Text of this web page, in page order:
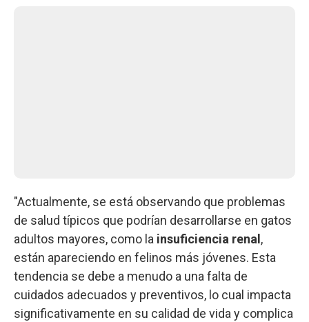
"Actualmente, se está observando que problemas
de salud típicos que podrían desarrollarse en gatos
adultos mayores, como la insuficiencia renal ,
están apareciendo en felinos más jóvenes. Esta
tendencia se debe a menudo a una falta de
cuidados adecuados y preventivos, lo cual impacta
significativamente en su calidad de vida y complica